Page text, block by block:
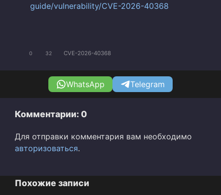
guide/vulnerability/CVE-2026-40368
0 32 CVE-2026-40368
WhatsApp Telegram
Комментарии: 0
Для отправки комментария вам необходимо
авторизоваться.
Похожие записи